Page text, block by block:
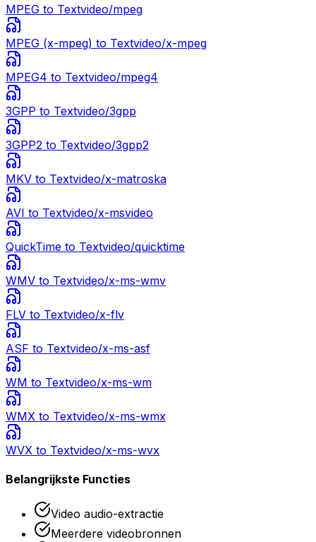
MPEG to Textvideo/mpeg
MPEG (x-mpeg) to Textvideo/x-mpeg
MPEG4 to Textvideo/mpeg4
3GPP to Textvideo/3gpp
3GPP2 to Textvideo/3gpp2
MKV to Textvideo/x-matroska
AVI to Textvideo/x-msvideo
QuickTime to Textvideo/quicktime
WMV to Textvideo/x-ms-wmv
FLV to Textvideo/x-flv
ASF to Textvideo/x-ms-asf
WM to Textvideo/x-ms-wm
WMX to Textvideo/x-ms-wmx
WVX to Textvideo/x-ms-wvx
Belangrijkste Functies
Video audio-extractie
Meerdere videobronnen